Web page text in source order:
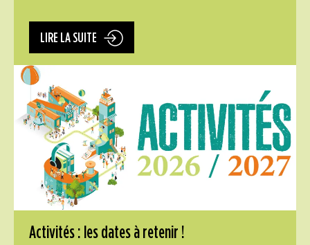
LIRE LA SUITE
Activités : les dates à retenir !